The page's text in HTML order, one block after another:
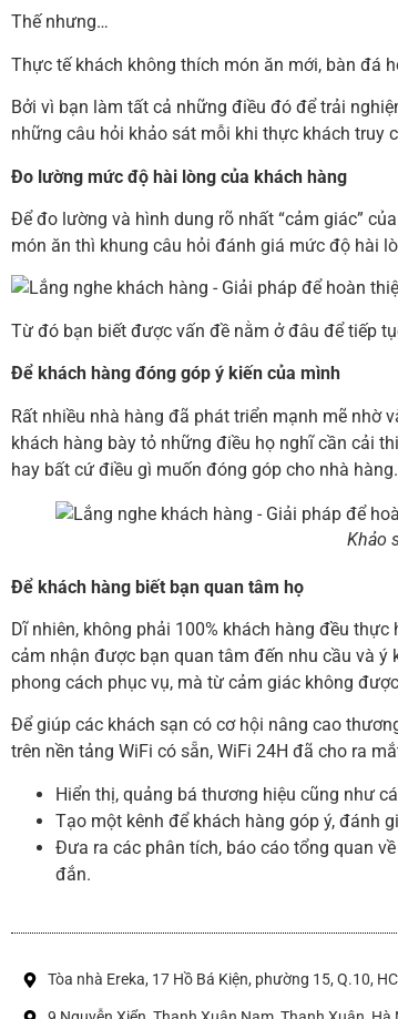
Thế nhưng…
Thực tế khách không thích món ăn mới, bàn đá
Bởi vì bạn làm tất cả những điều đó để trải
những câu hỏi khảo sát mỗi khi thực khách truy
Đo lường mức độ hài lòng của khách hàng
Để đo lường và hình dung rõ nhất “cảm giác”
món ăn thì khung câu hỏi đánh giá mức độ hài
Từ đó bạn biết được vấn đề nằm ở đâu để tiếp
Để khách hàng đóng góp ý kiến của mình
Rất nhiều nhà hàng đã phát triển mạnh mẽ nhờ
khách hàng bày tỏ những điều họ nghĩ cần cải
hay bất cứ điều gì muốn đóng góp cho nhà
Khảo
Để khách hàng biết bạn quan tâm họ
Dĩ nhiên, không phải 100% khách hàng đều
cảm nhận được bạn quan tâm đến nhu cầu và
phong cách phục vụ, mà từ cảm giác không
Để giúp các khách sạn có cơ hội nâng cao
trên nền tảng WiFi có sẵn, WiFi 24H đã cho ra
Hiển thị, quảng bá thương hiệu cũng như
Tạo một kênh để khách hàng góp ý, đánh
Đưa ra các phân tích, báo cáo tổng quan
đắn.
Tòa nhà Ereka, 17 Hồ Bá Kiện, phường 15, Q.10,